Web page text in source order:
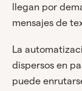
llegan por
mensajes de
La
dispersos en
puede